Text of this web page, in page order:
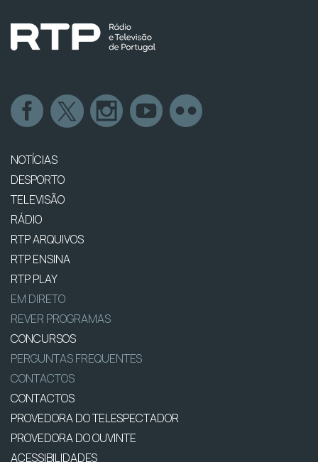
NOTÍCIAS
DESPORTO
TELEVISÃO
RÁDIO
RTP ARQUIVOS
RTP ENSINA
RTP PLAY
EM DIRETO
REVER PROGRAMAS
CONCURSOS
PERGUNTAS FREQUENTES
CONTACTOS
CONTACTOS
PROVEDORA DO TELESPECTADOR
PROVEDORA DO OUVINTE
ACESSIBILIDADES